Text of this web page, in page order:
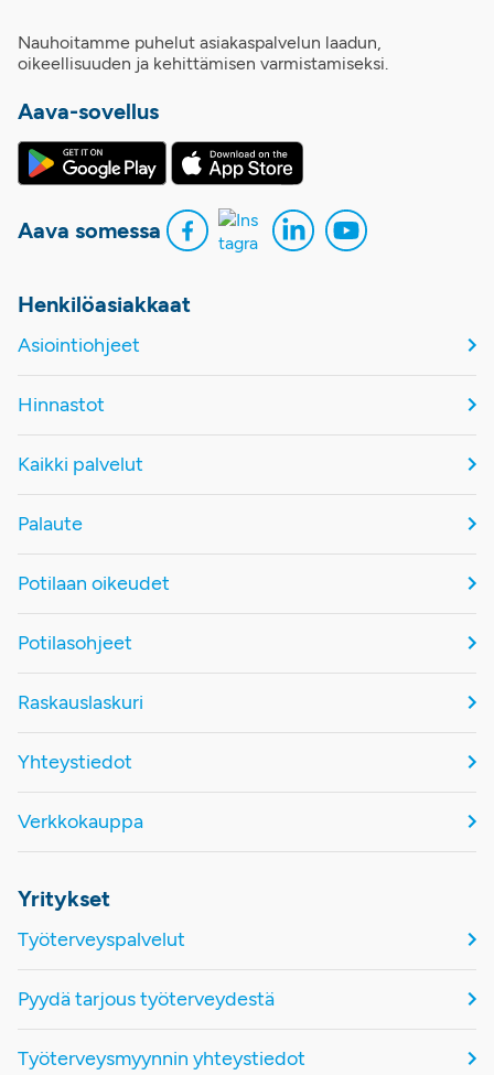
Nauhoitamme puhelut asiakaspalvelun laadun,
oikeellisuuden ja kehittämisen varmistamiseksi.
Aava-sovellus
Aava somessa
Henkilöasiakkaat
Asiointiohjeet
Hinnastot
Kaikki palvelut
Palaute
Potilaan oikeudet
Potilasohjeet
Raskauslaskuri
Yhteystiedot
Verkkokauppa
Yritykset
Työterveyspalvelut
Pyydä tarjous työterveydestä
Työterveysmyynnin yhteystiedot